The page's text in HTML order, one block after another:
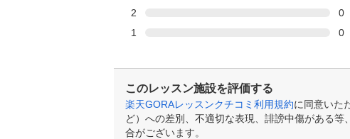
2
0
1
0
このレッスン施設を評価する
楽天GORAレッスンクチコミ利用規約に同意いた
ど）への差別、不適切な表現、誹謗中傷がある
合がございます。